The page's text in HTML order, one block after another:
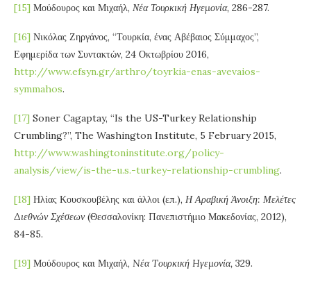
[15] Μούδουρος και Μιχαήλ, Νέα Τουρκική Ηγεμονία, 286-287.
[16] Νικόλας Ζηργάνος, “Τουρκία, ένας Αβέβαιος Σύμμαχος”,
Εφημερίδα των Συντακτών, 24 Οκτωβρίου 2016,
http://www.efsyn.gr/arthro/toyrkia-enas-avevaios-
symmahos.
[17] Soner Cagaptay, “Is the US-Turkey Relationship
Crumbling?”, The Washington Institute, 5 February 2015,
http://www.washingtoninstitute.org/policy-
analysis/view/is-the-u.s.-turkey-relationship-crumbling.
[18] Ηλίας Κουσκουβέλης και άλλοι (επ.), Η Αραβική Άνοιξη: Μελέτες
Διεθνών Σχέσεων(Θεσσαλονίκη: Πανεπιστήμιο Μακεδονίας, 2012),
84-85.
[19] Μούδουρος και Μιχαήλ, NέαTουρκική Hγεμονία, 329.